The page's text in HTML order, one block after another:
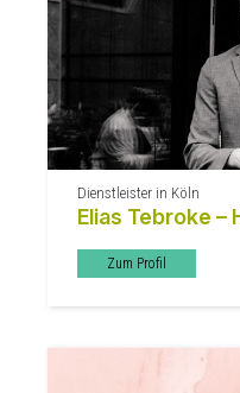
Dienstleister in Köln
Elias Tebroke –
Zum Profil